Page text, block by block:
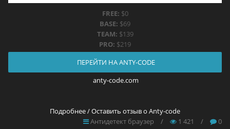
FREE: $0
BASE: $69
TEAM: $139
PRO: $219
ПЕРЕЙТИ НА ANTY-CODE
anty-code.com
Подробнее / Оставить отзыв о Anty-code
Антидетект браузер
/ 1 421 / 0